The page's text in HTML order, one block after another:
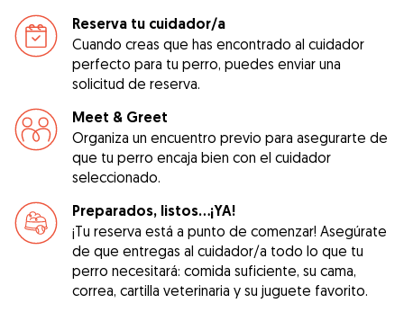
Reserva tu cuidador/a
Cuando creas que has encontrado al cuidador
perfecto para tu perro, puedes enviar una
solicitud de reserva.
Meet & Greet
Organiza un encuentro previo para asegurarte de
que tu perro encaja bien con el cuidador
seleccionado.
Preparados, listos...¡YA!
¡Tu reserva está a punto de comenzar! Asegúrate
de que entregas al cuidador/a todo lo que tu
perro necesitará: comida suficiente, su cama,
correa, cartilla veterinaria y su juguete favorito.